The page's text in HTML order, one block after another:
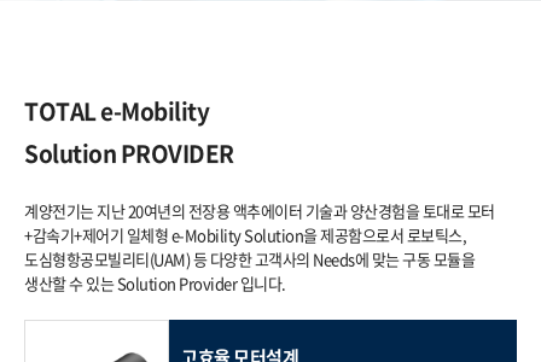
TOTAL e-Mobility
Solution PROVIDER
계양전기는 지난 20여년의 전장용 액추에이터 기술과 양산경험을 토대로모터
+감속기+제어기 일체형 e-Mobility Solution을 제공함으로서 로보틱스,
도심형항공모빌리티(UAM) 등다양한 고객사의 Needs에 맞는 구동 모듈을
생산할 수 있는 Solution Provider 입니다.